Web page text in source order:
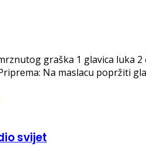
graška 1 glavica luka
Na maslacu popržiti
svijet